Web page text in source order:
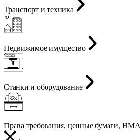
Транспорт и техника
Недвижимое имущество
Станки и оборудование
Права требования, ценные бумаги, НМА